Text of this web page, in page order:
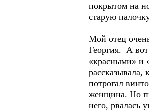
покрытом на
старую
Мой отец
Георгия. А
«красными» и
потрогал
женщина. Но
него, рвалась